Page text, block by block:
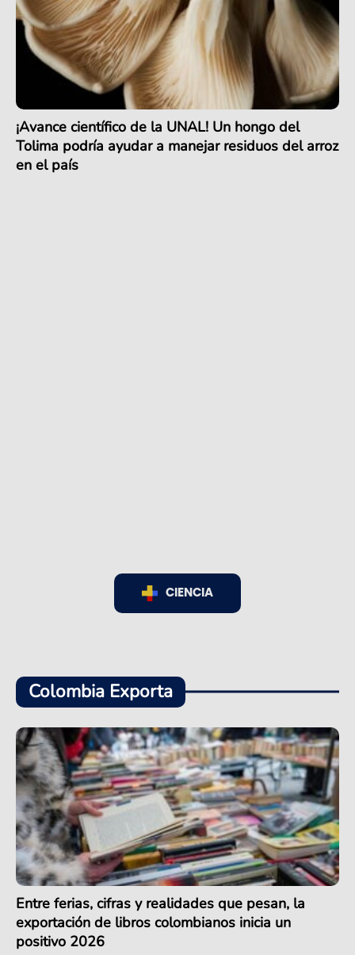
¡Avance científico de la UNAL! Un hongo del
Tolima podría ayudar a manejar residuos del arroz
en el país
CIENCIA
Colombia Exporta
Entre ferias, cifras y realidades que pesan, la
exportación de libros colombianos inicia un
positivo 2026